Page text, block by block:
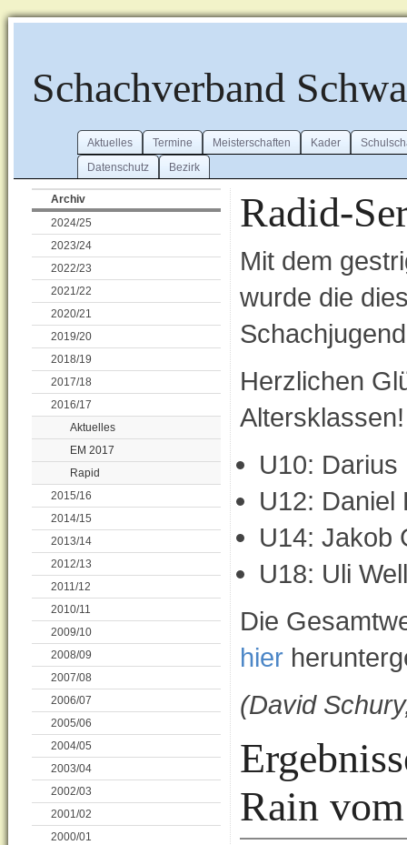
Schachverband
Aktuelles Termine Meisterschaften Kader
Datenschutz
Bezirk
Archiv
2024/25
2023/24
2022/23
2021/22
2020/21
2019/20
2018/19
2017/18
2016/17
Aktuelles
EM 2017
Rapid
2015/16
2014/15
2013/14
2012/13
2011/12
2010/11
2009/10
2008/09
2007/08
2006/07
2005/06
2004/05
2003/04
2002/03
2001/02
2000/01
Radid-
Mit dem
wurde die
Herzlichen
Altersklassen!
U10:
U12: Daniel
U14: Jakob
U18: Uli
Die
hier
(David
Rain